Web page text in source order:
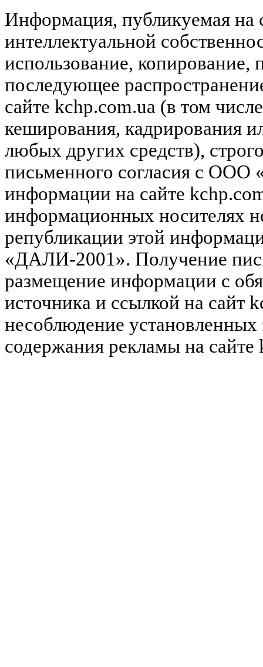
Информация, публикуемая на
интеллектуальной
использование, копирование,
последующее
сайте kchp.com.ua (в том
кеширования, кадрирования
любых других средств),
письменного согласия с
информации на сайте
информационных носителях
републикации этой
«ДАЛИ-2001». Получение
размещение информации с
источника и ссылкой на сайт
несоблюдение установленных
содержания рекламы на сайте